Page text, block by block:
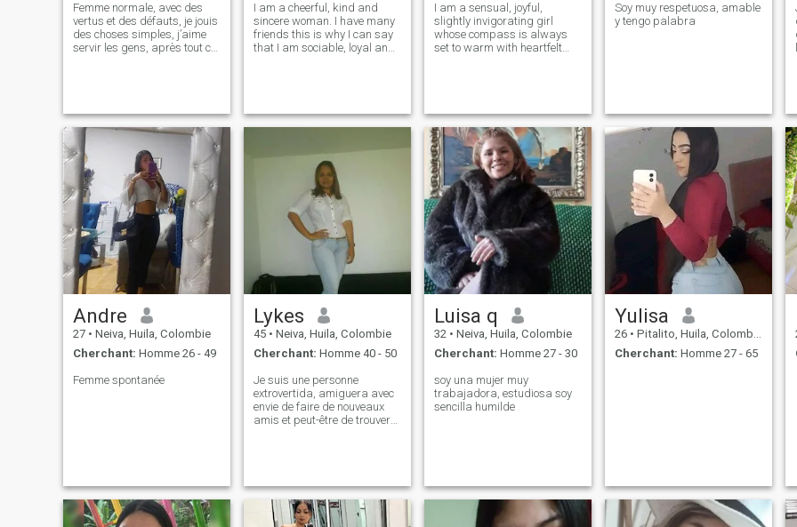
Femme normale, avec des
vertus et des défauts, je jouis
des choses simples, j’aime
servir les gens, après tout ce
amour et service aux autres,
j'aime la vie de famille et
partager avec des amis, je
ne cherche pas qui va
résoudre ma vie, parce que
ce n'est pas le but d'être ici,
Je veux quelqu'un pour venir
à ma vie qui veut partager
une nouvelle étape dans sa
vie avec moi.je suis très
calme et je n'aime pas la vie
trépidante, bien sûr j'aime
profiter de chaque instant,
mais pas vivre une frénésie.
I am a cheerful, kind and
sincere woman. I have many
friends this is why I can say
that I am sociable, loyal and
anything. I am affectionat
I am a sensual, joyful,
slightly invigorating girl
whose compass is always
set to warm with heartfelt
creativity, people with a
sparkle in thei
Soy muy respetuosa, amable
y tengo palabra
Andre
27 • Neiva, Huila, Colombie
Cherchant: Homme 26 - 49
Femme spontanée
Lykes
45 • Neiva, Huila, Colombie
Cherchant: Homme 40 - 50
Je suis une personne
extrovertida, amiguera avec
envie de faire de nouveaux
amis et peut-être de trouver
Luisa q
32 • Neiva, Huila, Colombie
Cherchant: Homme 27 - 30
soy una mujer muy
trabajadora, estudiosa soy
sencilla humilde
Yulisa
26 • Pitalito, Huila, Colombie
Cherchant: Homme 27 - 65